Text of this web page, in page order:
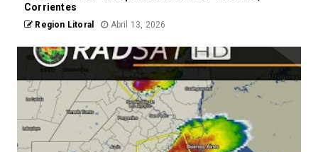
Corrientes
Region Litoral Abril 13, 2026